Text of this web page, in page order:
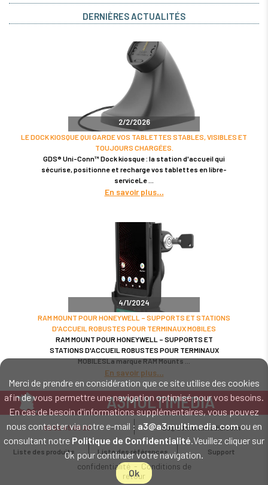
Merci de prendre en considération que ce site utilise des cookies
afin de vous permettre une navigation optimisé pour vos besoins.
En cas de besoin d'informations supplémentaires, vous pouvez
nous contacter via notre e-mail : a3@a3multimedia.comou en
consultant notre Politique de Confidentialité.Veuillez cliquer sur
Ok pour continuer votre navigation.
Ok
DERNIÈRES ACTUALITÉS
2/2/2026
LE DOCK KIOSQUE QUI GARDE VOS TABLETTES STABLES, VISIBLES ET
TOUJOURS CHARGÉES.
GDS® Uni-Conn™ Dock kiosque : la station d'accueil qui
sécurise, positionne et recharge vos tablettes en libre-
serviceLe
En savoir plus
4/1/2024
RAM MOUNT POUR HONEYWELL – SUPPORTS ET STATIONS
D'ACCUEIL ROBUSTES POUR TERMINAUX MOBILES
RAM MOUNT POUR HONEYWELL – SUPPORTS ET
STATIONS D'ACCUEIL ROBUSTES POUR TERMINAUX
MOBILESLa marque RAM Mounts
En savoir plus
A3MULTIMEDIA
LE SPÉCIALISTE MATÉRIEL ET LOGICIEL CODE BARRE
Intervention sur tout le territoire : Cholet - Nantes - Angers - Rennes - Le
Mans - Bordeaux - Paris - Lille - Brest - Toulouse - Marseille - Poitiers -
Caen - Lyon - Reims - Lorient - Vannes - Quimper - Rouen
02 52 45 00 20 a3@a3multimedia.com
Liste des produits Liste des références Support
Mentions légales-Politique de
confidentialité - Conditions de
retour